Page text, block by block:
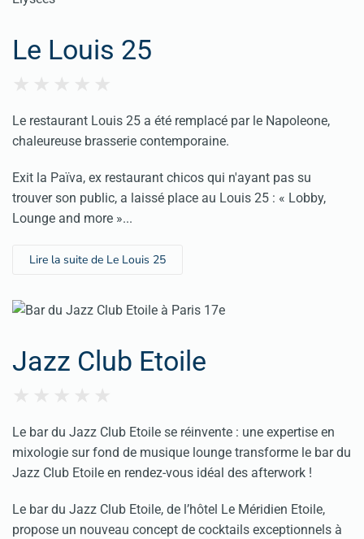
Le Louis 25
Le restaurant Louis 25 a été remplacé par le Napoleone,
chaleureuse brasserie contemporaine.
Exit la Païva, ex restaurant chicos qui n'ayant pas su
trouver son public, a laissé place au Louis 25 : « Lobby,
Lounge and more »...
Lire la suite de Le Louis 25
Jazz Club Etoile
Le bar du Jazz Club Etoile se réinvente : une expertise en
mixologie sur fond de musique lounge transforme le bar du
Jazz Club Etoile en rendez-vous idéal des afterwork !
Le bar du Jazz Club Etoile, de l’hôtel Le Méridien Etoile,
propose un nouveau concept de cocktails exceptionnels à